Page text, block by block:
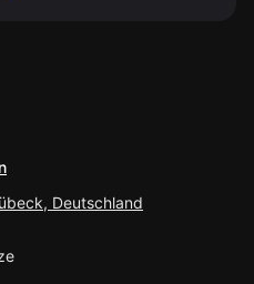
Deutschland